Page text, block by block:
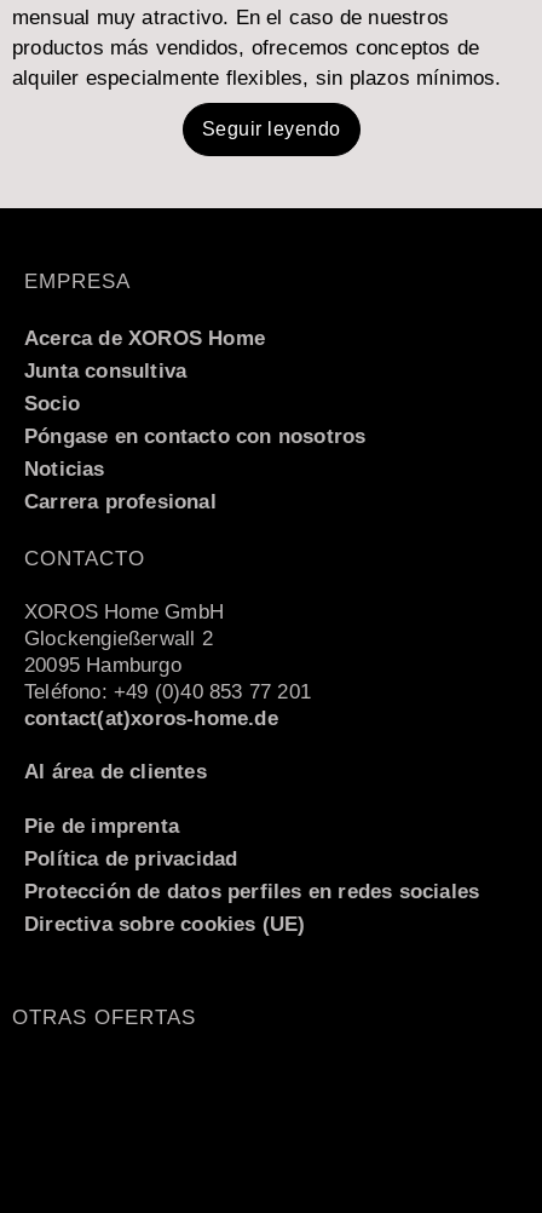
mensual muy atractivo. En el caso de nuestros
productos más vendidos, ofrecemos conceptos de
alquiler especialmente flexibles, sin plazos mínimos.
Seguir leyendo
EMPRESA
Acerca de XOROS Home
Junta consultiva
Socio
Póngase en contacto con nosotros
Noticias
Carrera profesional
CONTACTO
XOROS Home GmbH
Glockengießerwall 2
20095 Hamburgo
Teléfono: +49 (0)40 853 77 201
contact(at)xoros-home.de
Al área de clientes
Pie de imprenta
Política de privacidad
Protección de datos perfiles en redes sociales
Directiva sobre cookies (UE)
OTRAS OFERTAS